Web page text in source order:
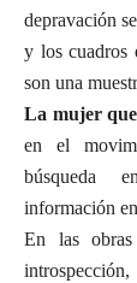
depravación
y los cuadros
son una
La mujer
en el
información
En las